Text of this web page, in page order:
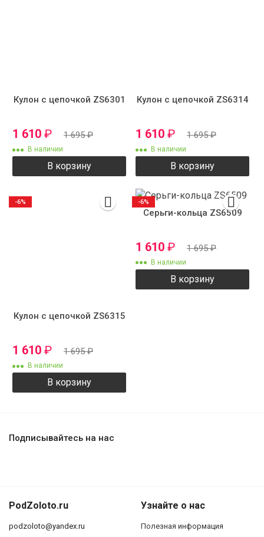
Кулон с цепочкой ZS6301
1 610 ₽ 1 695₽
В наличии
В корзину
Кулон с цепочкой ZS6314
1 610 ₽ 1 695₽
В наличии
В корзину
Кулон с цепочкой ZS6315
1 610 ₽ 1 695₽
В наличии
В корзину
-6%
Серьги-кольца ZS6509
1 610 ₽ 1 695₽
В наличии
В корзину
-6%
Подписывайтесь на нас
PodZoloto.ru
podzoloto@yandex.ru
Узнайте о нас
Полезная информация